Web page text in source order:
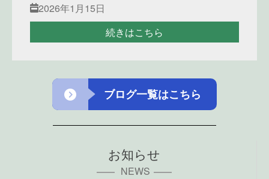
2026年1月15日
続きはこちら
ブログ一覧はこちら
お知らせ
NEWS